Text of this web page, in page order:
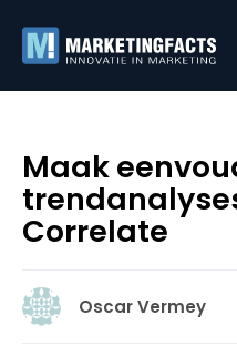
Maak
Correlate
Oscar Vermey